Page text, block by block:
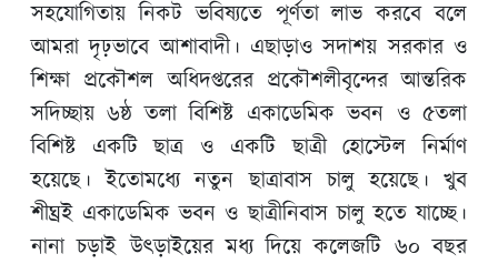
সহযোগিতায় নিকট ভবিষ্যতে পূর্ণতা লাভ করবে বলে
আমরা দৃঢ়ভাবে আশাবাদী। এছাড়াও সদাশয় সরকার ও
শিক্ষা প্রকৌশল অধিদপ্তরের প্রকৌশলীবৃন্দের আন্তরিক
সদিচ্ছায় ৬ষ্ঠ তলা বিশিষ্ট একাডেমিক ভবন ও ৫তলা
বিশিষ্ট একটি ছাত্র ও একটি ছাত্রী হোস্টেল নির্মাণ
হয়েছে। ইতোমধ্যে নতুন ছাত্রাবাস চালু হয়েছে। খুব
শীঘ্রই একাডেমিক ভবন ও ছাত্রীনিবাস চালু হতে যাচ্ছে।
নানা চড়াই উৎড়াইয়ের মধ্য দিয়ে কলেজটি ৬০ বছর